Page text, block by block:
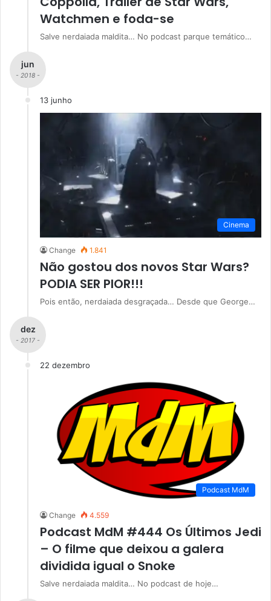
Watchmen e foda-se
Salve nerdaiada maldita… No podcast parque temático…
jun
- 2018 -
13 junho
Cinema
Change 1.841
Não gostou dos novos Star Wars?
PODIA SER PIOR!!!
Pois então, nerdaiada desgraçada… Desde que George…
dez
- 2017 -
22 dezembro
Podcast MdM
Change 4.559
Podcast MdM #444 Os Últimos Jedi
– O filme que deixou a galera
dividida igual o Snoke
Salve nerdaiada maldita… No podcast de hoje…